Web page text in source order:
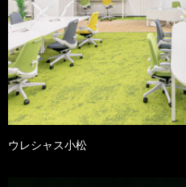
ウレシャス小松